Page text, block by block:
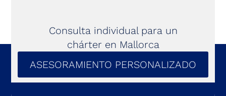
Consulta individual para un
chárter en Mallorca
ASESORAMIENTO PERSONALIZADO